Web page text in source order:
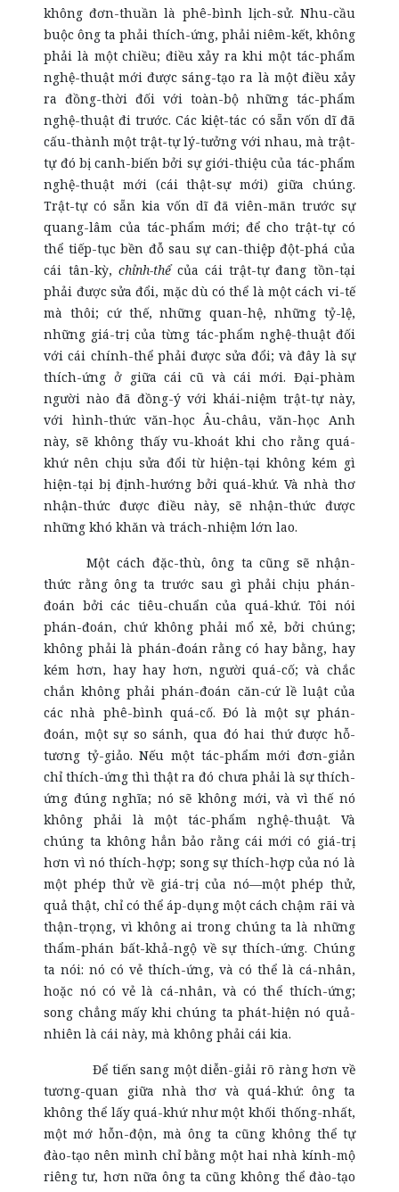
không đơn-thuần là phê-bình lịch-sử. Nhu-cầu
buộc ông ta phải thích-ứng, phải niêm-kết, không
phải là một chiều; điều xảy ra khi một tác-phẩm
nghệ-thuật mới được sáng-tạo ra là một điều xảy
ra đồng-thời đối với toàn-bộ những tác-phẩm
nghệ-thuật đi trước. Các kiệt-tác có sẵn vốn dĩ đã
cấu-thành một trật-tự lý-tưởng với nhau, mà trật-
tự đó bị canh-biến bởi sự giới-thiệu của tác-phẩm
nghệ-thuật mới (cái thật-sự mới) giữa chúng.
Trật-tự có sẵn kia vốn dĩ đã viên-mãn trước sự
quang-lâm của tác-phẩm mới; để cho trật-tự có
thể tiếp-tục bền đỗ sau sự can-thiệp đột-phá của
cái tân-kỳ, chỉnh-thể của cái trật-tự đang tồn-tại
phải được sửa đổi, mặc dù có thể là một cách vi-tế
mà thôi; cứ thế, những quan-hệ, những tỷ-lệ,
những giá-trị của từng tác-phẩm nghệ-thuật đối
với cái chính-thể phải được sửa đổi; và đây là sự
thích-ứng ở giữa cái cũ và cái mới. Đại-phàm
người nào đã đồng-ý với khái-niệm trật-tự này,
với hình-thức văn-học Âu-châu, văn-học Anh
này, sẽ không thấy vu-khoát khi cho rằng quá-
khứ nên chịu sửa đổi từ hiện-tại không kém gì
hiện-tại bị định-hướng bởi quá-khứ. Và nhà thơ
nhận-thức được điều này, sẽ nhận-thức được
những khó khăn và trách-nhiệm lớn lao.
Một cách đặc-thù, ông ta cũng sẽ nhận-
thức rằng ông ta trước sau gì phải chịu phán-
đoán bởi các tiêu-chuẩn của quá-khứ. Tôi nói
phán-đoán, chứ không phải mổ xẻ, bởi chúng;
không phải là phán-đoán rằng có hay bằng, hay
kém hơn, hay hay hơn, người quá-cố; và chắc
chắn không phải phán-đoán căn-cứ lề luật của
các nhà phê-bình quá-cố. Đó là một sự phán-
đoán, một sự so sánh, qua đó hai thứ được hỗ-
tương tỷ-giảo. Nếu một tác-phẩm mới đơn-giản
chỉ thích-ứng thì thật ra đó chưa phải là sự thích-
ứng đúng nghĩa; nó sẽ không mới, và vì thế nó
không phải là một tác-phẩm nghệ-thuật. Và
chúng ta không hẳn bảo rằng cái mới có giá-trị
hơn vì nó thích-hợp; song sự thích-hợp của nó là
một phép thử về giá-trị của nó—một phép thử,
quả thật, chỉ có thể áp-dụng một cách chậm rãi và
thận-trọng, vì không ai trong chúng ta là những
thẩm-phán bất-khả-ngộ về sự thích-ứng. Chúng
ta nói: nó có vẻ thích-ứng, và có thể là cá-nhân,
hoặc nó có vẻ là cá-nhân, và có thể thích-ứng;
song chẳng mấy khi chúng ta phát-hiện nó quả-
nhiên là cái này, mà không phải cái kia.
Để tiến sang một diễn-giải rõ ràng hơn về
tương-quan giữa nhà thơ và quá-khứ: ông ta
không thể lấy quá-khứ như một khối thống-nhất,
một mớ hỗn-độn, mà ông ta cũng không thể tự
đào-tạo nên mình chỉ bằng một hai nhà kính-mộ
riêng tư, hơn nữa ông ta cũng không thể đào-tạo